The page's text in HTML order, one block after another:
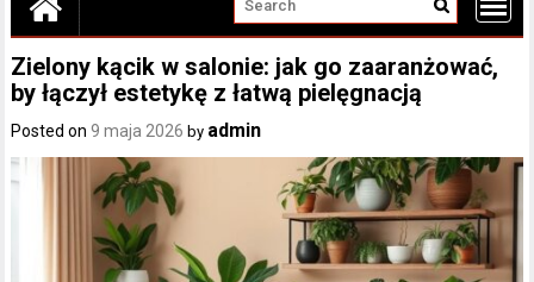
Zielony kącik w salonie: jak go zaaranżować,
by łączył estetykę z łatwą pielęgnacją
Posted on9 maja 2026 by admin